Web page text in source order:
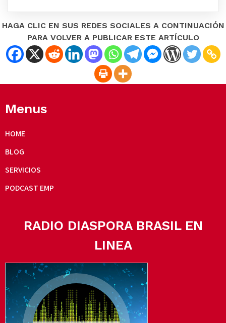
HAGA CLIC EN SUS REDES SOCIALES A CONTINUACIÓN
PARA VOLVER A PUBLICAR ESTE ARTÍCULO
Menus
HOME
BLOG
SERVICIOS
PODCAST EMP
RADIO DIASPORA BRASIL EN
LINEA